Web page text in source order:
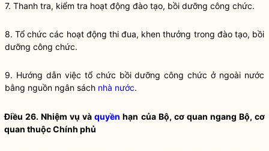
7. Thanh tra, kiểm tra hoạt động đào tạo, bồi dưỡng công chức.
8. Tổ chức các hoạt động thi đua, khen thưởng trong đào tạo, bồi
dưỡng công chức.
9. Hướng dẫn việc tổ chức bồi dưỡng công chức ở ngoài nước
bằng nguồn ngân sách nhà nước.
Điều 26. Nhiệm vụ vàquyền hạn của Bộ, cơ quan ngang Bộ, cơ
quan thuộc Chính phủ